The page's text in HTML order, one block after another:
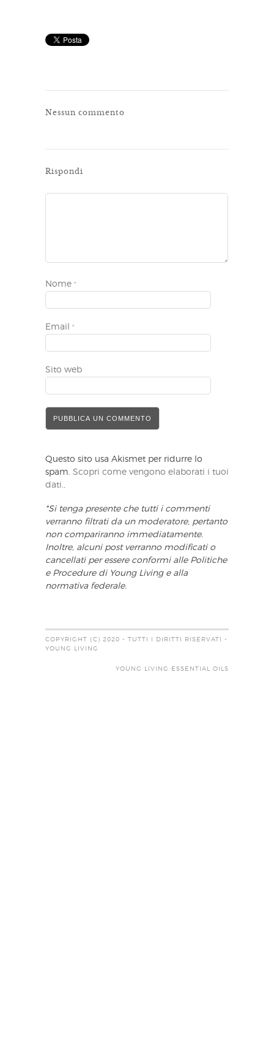
Nessun commento
Rispondi
Nome *
Email *
Sito web
Questo sito usa Akismet per ridurre lo
spam. Scopri come vengono elaborati i tuoi
dati.,
*Si tenga presente che tutti i commenti
verranno filtrati da un moderatore, pertanto
non compariranno immediatamente.
Inoltre, alcuni post verranno modificati o
cancellati per essere conformi alle Politiche
e Procedure di Young Living e alla
normativa federale.
COPYRIGHT (C) 2020 - TUTTI I DIRITTI RISERVATI -
YOUNG LIVING
YOUNG LIVING ESSENTIAL OILS